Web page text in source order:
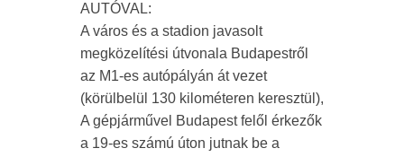
AUTÓVAL:
A város és a stadion javasolt
megközelítési útvonala Budapestről
az M1-es autópályán át vezet
(körülbelül 130 kilométeren keresztül),
A gépjárművel Budapest felől érkezők
a 19-es számú úton jutnak be a